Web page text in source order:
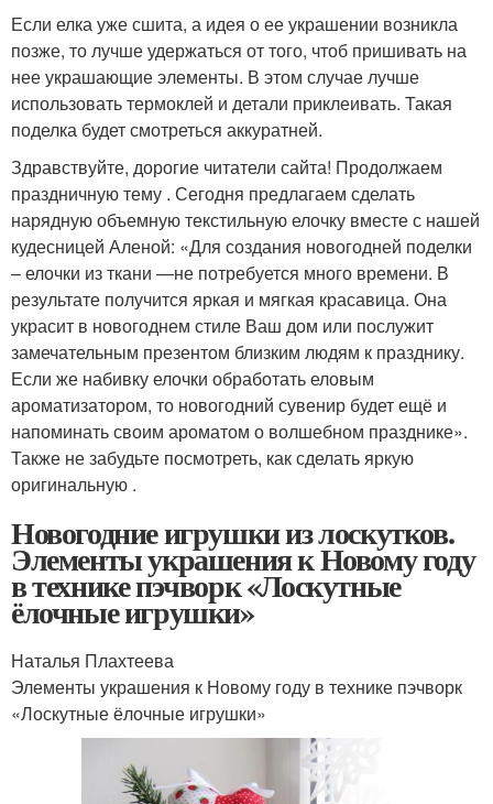
Если елка уже сшита, а идея о ее украшении возникла
позже, то лучше удержаться от того, чтоб пришивать на
нее украшающие элементы. В этом случае лучше
использовать термоклей и детали приклеивать. Такая
поделка будет смотреться аккуратней.
Здравствуйте, дорогие читатели сайта! Продолжаем
праздничную тему . Сегодня предлагаем сделать
нарядную объемную текстильную елочку вместе с нашей
кудесницей Аленой: «Для создания новогодней поделки
– елочки из ткани —не потребуется много времени. В
результате получится яркая и мягкая красавица. Она
украсит в новогоднем стиле Ваш дом или послужит
замечательным презентом близким людям к празднику.
Если же набивку елочки обработать еловым
ароматизатором, то новогодний сувенир будет ещё и
напоминать своим ароматом о волшебном празднике».
Также не забудьте посмотреть, как сделать яркую
оригинальную .
Новогодние игрушки из лоскутков.
Элементы украшения к Новому году
в технике пэчворк «Лоскутные
ёлочные игрушки»
Наталья Плахтеева
Элементы украшения к Новому году в технике пэчворк
«Лоскутные ёлочные игрушки»